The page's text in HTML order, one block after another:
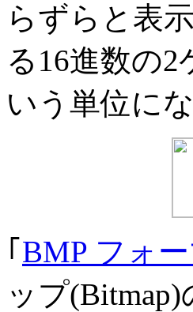
らずらと表
る16進数の
いう単位に
｢ BMP フォ
ップ